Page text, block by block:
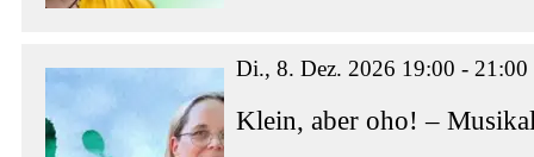
Di., 8. Dez. 2026 19:00 - 21:00
Klein, aber oho! –